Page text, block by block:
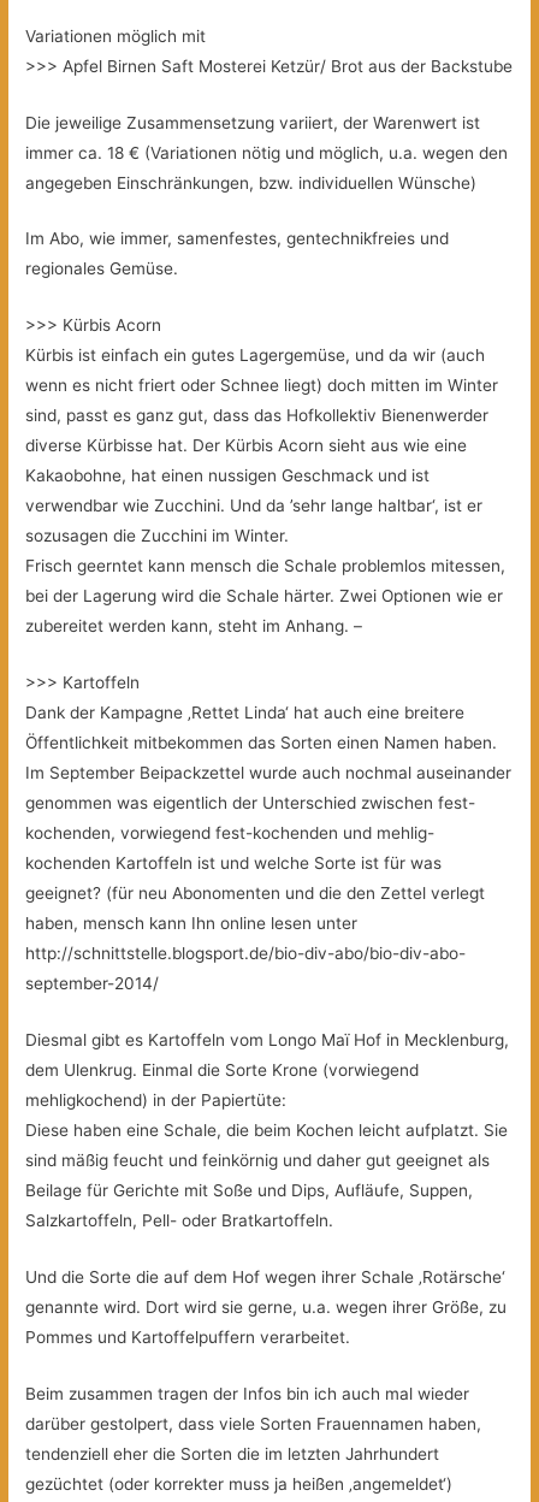
Variationen möglich mit
>>> Apfel Birnen Saft Mosterei Ketzür/ Brot aus der Backstube
Die jeweilige Zusammensetzung variiert, der Warenwert ist
immer ca. 18 € (Variationen nötig und möglich, u.a. wegen den
angegeben Einschränkungen, bzw. individuellen Wünsche)
Im Abo, wie immer, samenfestes, gentechnikfreies und
regionales Gemüse.
>>> Kürbis Acorn
Kürbis ist einfach ein gutes Lagergemüse, und da wir (auch
wenn es nicht friert oder Schnee liegt) doch mitten im Winter
sind, passt es ganz gut, dass das Hofkollektiv Bienenwerder
diverse Kürbisse hat. Der Kürbis Acorn sieht aus wie eine
Kakaobohne, hat einen nussigen Geschmack und ist
verwendbar wie Zucchini. Und da ’sehr lange haltbar‘, ist er
sozusagen die Zucchini im Winter.
Frisch geerntet kann mensch die Schale problemlos mitessen,
bei der Lagerung wird die Schale härter. Zwei Optionen wie er
zubereitet werden kann, steht im Anhang. –
>>> Kartoffeln
Dank der Kampagne ‚Rettet Linda‘ hat auch eine breitere
Öffentlichkeit mitbekommen das Sorten einen Namen haben.
Im September Beipackzettel wurde auch nochmal auseinander
genommen was eigentlich der Unterschied zwischen fest-
kochenden, vorwiegend fest-kochenden und mehlig-
kochenden Kartoffeln ist und welche Sorte ist für was
geeignet? (für neu Abonomenten und die den Zettel verlegt
haben, mensch kann Ihn online lesen unter
http://schnittstelle.blogsport.de/bio-div-abo/bio-div-abo-
september-2014/
Diesmal gibt es Kartoffeln vom Longo Maï Hof in Mecklenburg,
dem Ulenkrug. Einmal die Sorte Krone (vorwiegend
mehligkochend) in der Papiertüte:
Diese haben eine Schale, die beim Kochen leicht aufplatzt. Sie
sind mäßig feucht und feinkörnig und daher gut geeignet als
Beilage für Gerichte mit Soße und Dips, Aufläufe, Suppen,
Salzkartoffeln, Pell- oder Bratkartoffeln.
Und die Sorte die auf dem Hof wegen ihrer Schale ‚Rotärsche‘
genannte wird. Dort wird sie gerne, u.a. wegen ihrer Größe, zu
Pommes und Kartoffelpuffern verarbeitet.
Beim zusammen tragen der Infos bin ich auch mal wieder
darüber gestolpert, dass viele Sorten Frauennamen haben,
tendenziell eher die Sorten die im letzten Jahrhundert
gezüchtet (oder korrekter muss ja heißen ‚angemeldet‘)